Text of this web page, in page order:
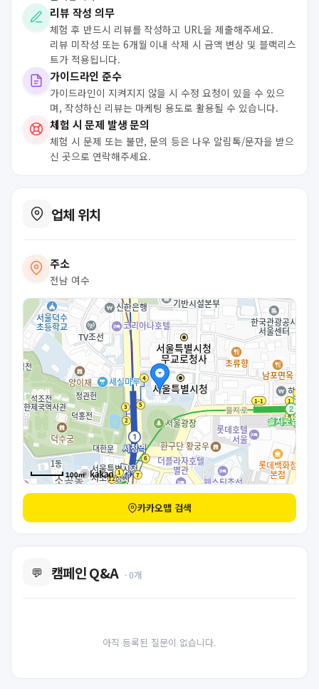
리뷰 작성 의무
체험 후 반드시 리뷰를 작성하고 URL을 제출해주세요.
리뷰 미작성 또는 6개월 이내 삭제 시 금액 변상 및 블랙리스
트가 적용됩니다.
가이드라인 준수
가이드라인이 지켜지지 않을 시 수정 요청이 있을 수 있으
며, 작성하신 리뷰는 마케팅 용도로 활용될 수 있습니다.
체험 시 문제 발생 문의
체험 시 문제 또는 불만, 문의 등은 나우 알림톡/문자을 받으
신 곳으로 연락해주세요.
업체 위치
주소
전남 여수
100m
카카오맵 검색
💬 캠페인 Q&A · 0개
아직 등록된 질문이 없습니다.